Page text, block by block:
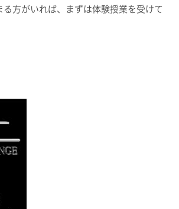
方がいれば、まずは体験授業を受けて